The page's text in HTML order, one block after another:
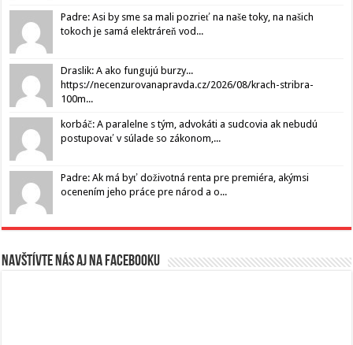
Padre: Asi by sme sa mali pozrieť na naše toky, na našich
tokoch je samá elektráreň vod...
Draslik: A ako fungujú burzy...
https://necenzurovanapravda.cz/2026/08/krach-stribra-
100m...
korbáč: A paralelne s tým, advokáti a sudcovia ak nebudú
postupovať v súlade so zákonom,...
Padre: Ak má byť doživotná renta pre premiéra, akýmsi
ocenením jeho práce pre národ a o...
Navštívte nás aj na Facebooku